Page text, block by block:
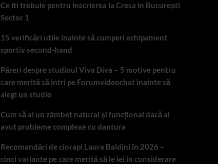
Ce iti trebuie pentru inscrierea la Cresa in București
Sector 1
15 verificări utile înainte să cumperi echipament
sportiv second-hand
Păreri despre studioul Viva Diva – 5 motive pentru
care merită să intri pe Forumvideochat înainte să
alegi un studio
Cum să ai un zâmbet natural și funcțional dacă ai
avut probleme complexe cu dantura
Recomandări de ciorapi Laura Baldini în 2026 –
cinci variante pe care merită să le iei în considerare